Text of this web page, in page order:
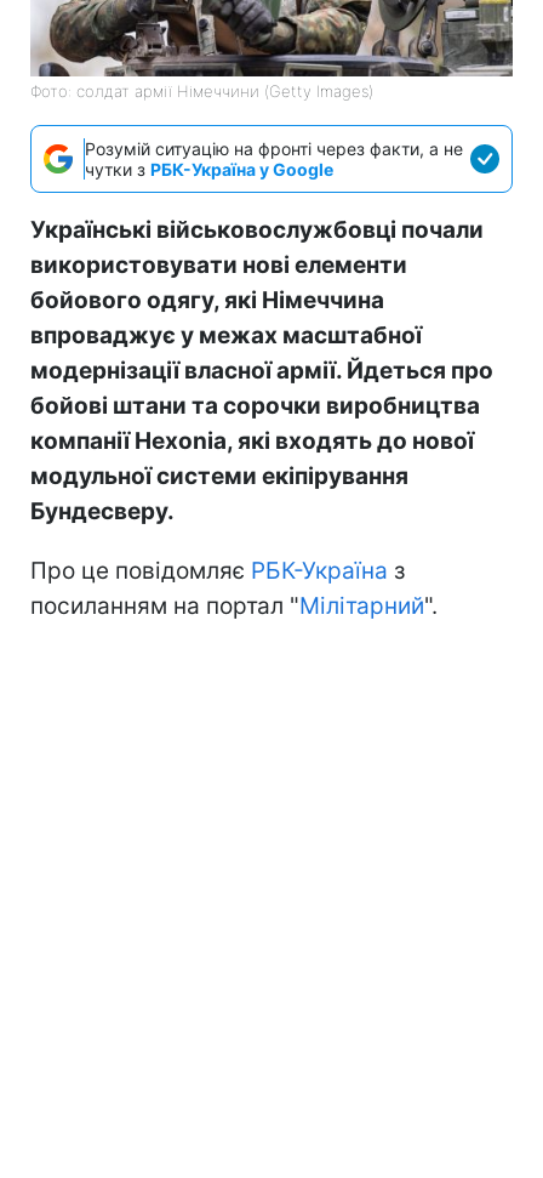
Фото: солдат армії Німеччини (Getty Images)
Розумій ситуацію на фронті через факти, а не
чутки з РБК-Україна у Google
Українські військовослужбовці почали
використовувати нові елементи
бойового одягу, які Німеччина
впроваджує у межах масштабної
модернізації власної армії. Йдеться про
бойові штани та сорочки виробництва
компанії Hexonia, які входять до нової
модульної системи екіпірування
Бундесверу.
Про це повідомляє РБК-Україна з
посиланням на портал "Мілітарний".